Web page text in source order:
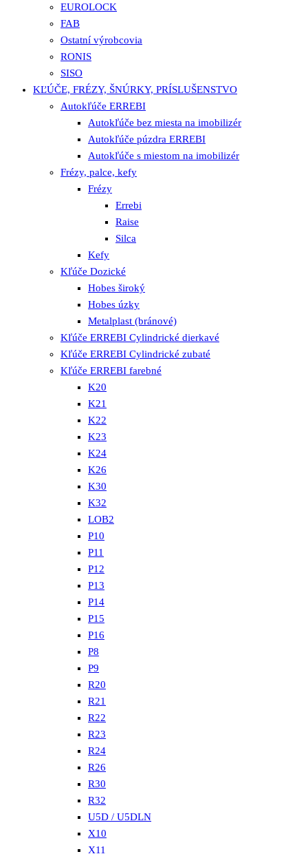
EUROLOCK
FAB
Ostatní výrobcovia
RONIS
SISO
KĽÚČE, FRÉZY, ŠNÚRKY, PRÍSLUŠENSTVO
Autokľúče ERREBI
Autokľúče bez miesta na imobilizér
Autokľúče púzdra ERREBI
Autokľúče s miestom na imobilizér
Frézy, palce, kefy
Frézy
Errebi
Raise
Silca
Kefy
Kľúče Dozické
Hobes široký
Hobes úzky
Metalplast (bránové)
Kľúče ERREBI Cylindrické dierkavé
Kľúče ERREBI Cylindrické zubaté
Kľúče ERREBI farebné
K20
K21
K22
K23
K24
K26
K30
K32
LOB2
P10
P11
P12
P13
P14
P15
P16
P8
P9
R20
R21
R22
R23
R24
R26
R30
R32
U5D / U5DLN
X10
X11